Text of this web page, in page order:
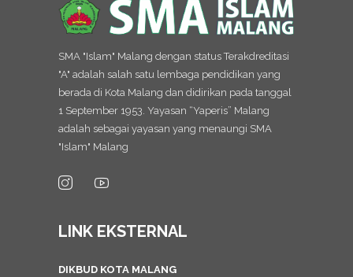
SMA "Islam" Malang dengan status Terakdreditasi
"A" adalah salah satu lembaga pendidikan yang
berada di Kota Malang dan didirikan pada tanggal
1 September 1953. Yayasan “Yaperis” Malang
adalah sebagai yayasan yang menaungi SMA
"Islam" Malang
LINK EKSTERNAL
DIKBUD KOTA MALANG